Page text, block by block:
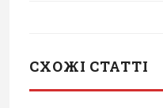
СХОЖІ СТАТТІ